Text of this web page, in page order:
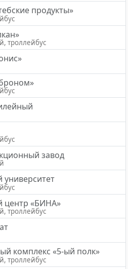
продукты»
троллейбус
завод
центр «БИНА»
троллейбус
комплекс «5-ый полк»
троллейбус